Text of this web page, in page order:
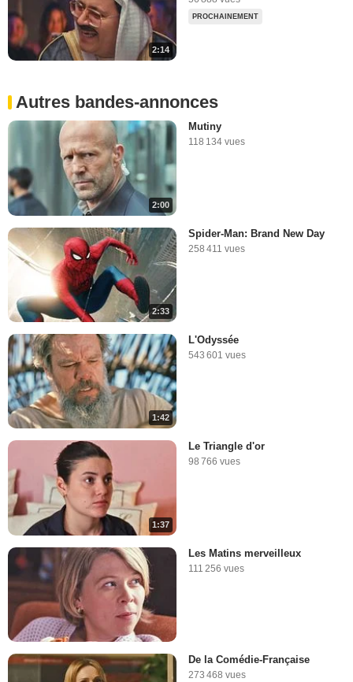
2:14
PROCHAINEMENT
Autres bandes-annonces
2:00
Mutiny
118 134 vues
2:33
Spider-Man: Brand New Day
258 411 vues
1:42
L'Odyssée
543 601 vues
1:37
Le Triangle d'or
98 766 vues
Les Matins merveilleux
111 256 vues
De la Comédie-Française
273 468 vues